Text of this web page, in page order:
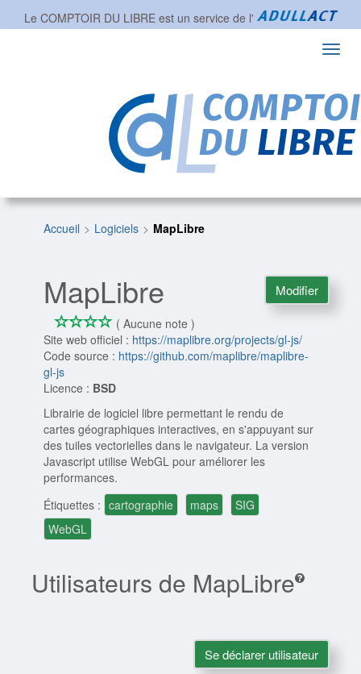
Le COMPTOIR DU LIBRE est un service de l'
Accueil Logiciels MapLibre
MapLibre
*** *
0/4
( Aucune note )
Site web officiel : https://maplibre.org/projects/gl-js/
Code source : https://github.com/maplibre/maplibre-
gl-js
Licence : BSD
Librairie de logiciel libre permettant le rendu de
cartes géographiques interactives, en s'appuyant sur
des tuiles vectorielles dans le navigateur. La version
Javascript utilise WebGL pour améliorer les
performances.
Étiquettes : cartographie maps
SIG
WebGL
Modifier
Utilisateurs de MapLibre
Se déclarer utilisateur